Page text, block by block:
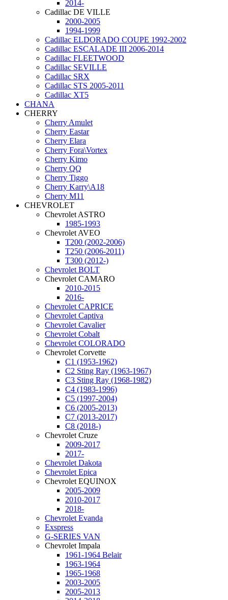
2014-
Cadillac DE VILLE
2000-2005
1994-1999
Cadillac ELDORADO COUPE 1992-2002
Cadillac ESCALADE III 2006-2014
Cadillac FLEETWOOD
Cadillac SEVILLE
Cadillac SRX
Cadillac STS 2005-2011
Cadillac XT5
CHANA
CHERRY
Cherry Amulet
Cherry Eastar
Cherry Elara
Cherry Fora\Vortex
Cherry Kimo
Cherry QQ
Cherry Tiggo
Cherry Karry\A18
Cherry М11
CHEVROLET
Chevrolet ASTRO
1985-1993
Chevrolet AVEO
T200 (2002-2006)
T250 (2006-2011)
T300 (2012-)
Chevrolet BOLT
Chevrolet CAMARO
2010-2015
2016-
Chevrolet CAPRICE
Chevrolet Captiva
Chevrolet Cavalier
Chevrolet Cobalt
Chevrolet COLORADO
Chevrolet Corvette
C1 (1953-1962)
C2 Sting Ray (1963-1967)
C3 Sting Ray (1968-1982)
C4 (1983-1996)
C5 (1997-2004)
C6 (2005-2013)
C7 (2013-2017)
C8 (2018-)
Chevrolet Cruze
2009-2017
2017-
Chevrolet Dakota
Chevrolet Epica
Chevrolet EQUINOX
2005-2009
2010-2017
2018-
Chevrolet Evanda
Exspress
G-SERIES VAN
Chevrolet Impala
1961-1964 Belair
1963-1964
1965-1968
2003-2005
2005-2013